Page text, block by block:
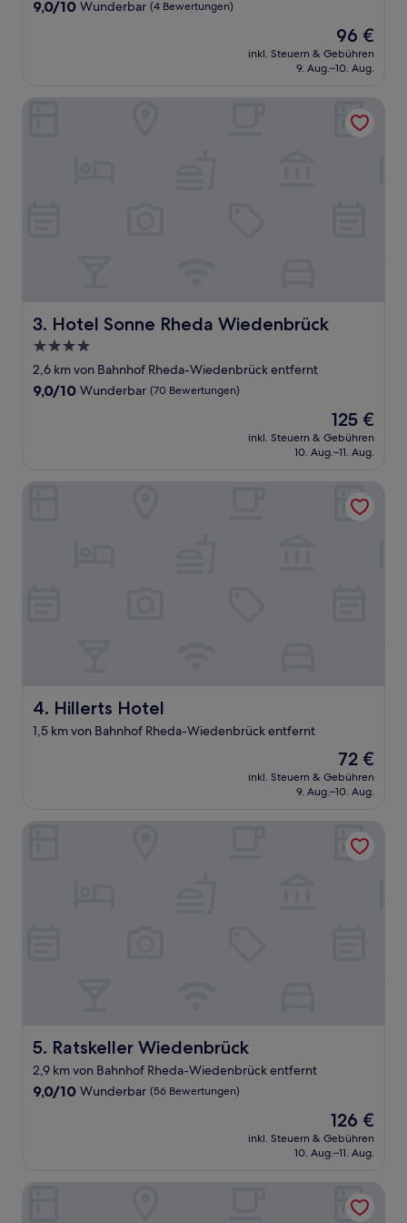
9.0
9,0/10 Wunderbar (4 Bewertungen)
Der
Preis
beträgt
96 €
inkl. Steuern & Gebühren
9. Aug.–10. Aug.
3. Hotel Sonne Rheda Wiedenbrück
Hotel Sonne Rheda Wiedenbrück
4.0-
Sterne-
Unterkunft
2,6 km von Bahnhof Rheda-Wiedenbrück entfernt
9.0
9,0/10 Wunderbar (70 Bewertungen)
Der
Preis
beträgt
125 €
inkl. Steuern & Gebühren
10. Aug.–11. Aug.
4. Hillerts Hotel
Hillerts Hotel
1,5 km von Bahnhof Rheda-Wiedenbrück entfernt
Der
Preis
beträgt
72 €
inkl. Steuern & Gebühren
9. Aug.–10. Aug.
5. Ratskeller Wiedenbrück
Ratskeller Wiedenbrück
2,9 km von Bahnhof Rheda-Wiedenbrück entfernt
9.0
9,0/10 Wunderbar (56 Bewertungen)
Der
Preis
beträgt
126 €
inkl. Steuern & Gebühren
10. Aug.–11. Aug.